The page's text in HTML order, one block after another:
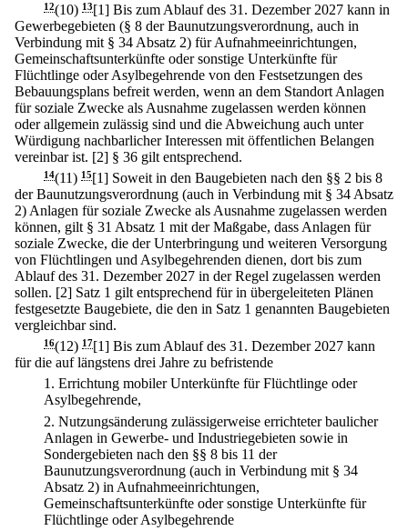
12(10) 13[1] Bis zum Ablauf des 31. Dezember 2027 kann in
Gewerbegebieten (§ 8 der Baunutzungsverordnung, auch in
Verbindung mit § 34 Absatz 2) für Aufnahmeeinrichtungen,
Gemeinschaftsunterkünfte oder sonstige Unterkünfte für
Flüchtlinge oder Asylbegehrende von den Festsetzungen des
Bebauungsplans befreit werden, wenn an dem Standort Anlagen
für soziale Zwecke als Ausnahme zugelassen werden können
oder allgemein zulässig sind und die Abweichung auch unter
Würdigung nachbarlicher Interessen mit öffentlichen Belangen
vereinbar ist. [2] § 36 gilt entsprechend.
14(11) 15[1] Soweit in den Baugebieten nach den §§ 2 bis 8
der Baunutzungsverordnung (auch in Verbindung mit § 34 Absatz
2) Anlagen für soziale Zwecke als Ausnahme zugelassen werden
können, gilt § 31 Absatz 1 mit der Maßgabe, dass Anlagen für
soziale Zwecke, die der Unterbringung und weiteren Versorgung
von Flüchtlingen und Asylbegehrenden dienen, dort bis zum
Ablauf des 31. Dezember 2027 in der Regel zugelassen werden
sollen. [2] Satz 1 gilt entsprechend für in übergeleiteten Plänen
festgesetzte Baugebiete, die den in Satz 1 genannten Baugebieten
vergleichbar sind.
16(12) 17[1] Bis zum Ablauf des 31. Dezember 2027 kann
für die auf längstens drei Jahre zu befristende
1. Errichtung mobiler Unterkünfte für Flüchtlinge oder
Asylbegehrende,
2. Nutzungsänderung zulässigerweise errichteter baulicher
Anlagen in Gewerbe- und Industriegebieten sowie in
Sondergebieten nach den §§ 8 bis 11 der
Baunutzungsverordnung (auch in Verbindung mit § 34
Absatz 2) in Aufnahmeeinrichtungen,
Gemeinschaftsunterkünfte oder sonstige Unterkünfte für
Flüchtlinge oder Asylbegehrende